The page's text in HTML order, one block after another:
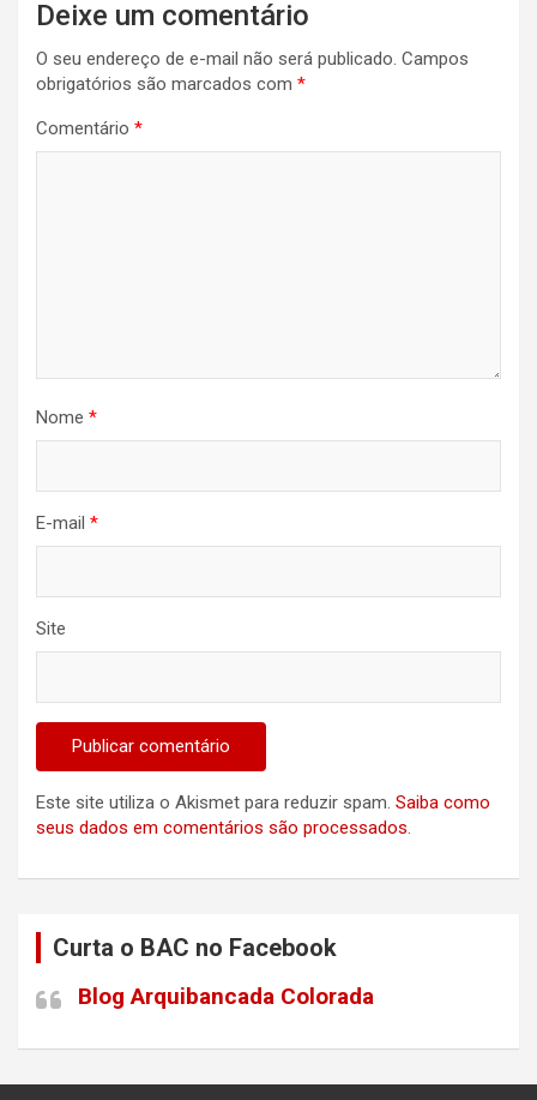
Deixe um comentário
O seu endereço de e-mail não será publicado. Campos
obrigatórios são marcados com *
Comentário *
Nome *
E-mail *
Site
Este site utiliza o Akismet para reduzir spam. Saiba como
seus dados em comentários são processados.
Curta o BAC no Facebook
Blog Arquibancada Colorada